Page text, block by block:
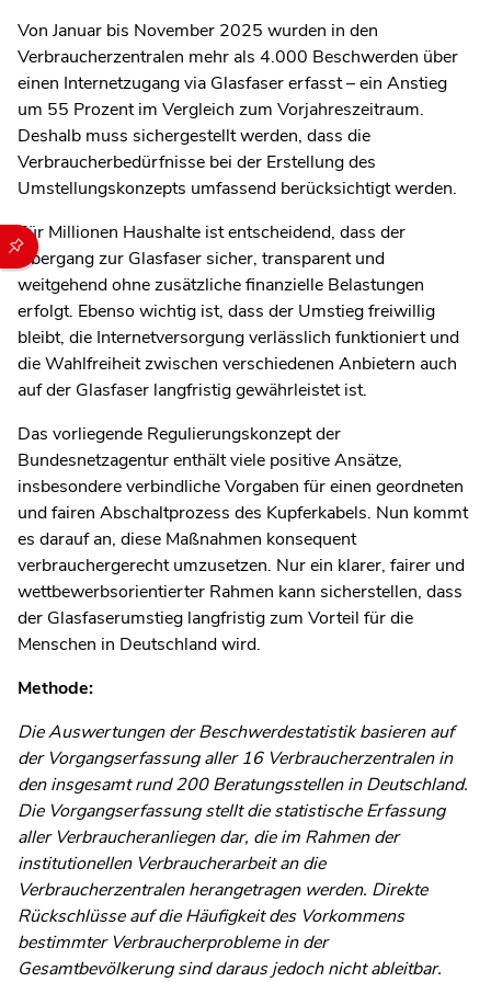
Durch die folgenden Buttons können Sie direkt auf einen
Von Januar bis November 2025 wurden in den
Verbraucherzentralen mehr als 4.000 Beschwerden über
einen Internetzugang via Glasfaser erfasst – ein Anstieg
um 55 Prozent im Vergleich zum Vorjahreszeitraum.
Deshalb muss sichergestellt werden, dass die
Verbraucherbedürfnisse bei der Erstellung des
Umstellungskonzepts umfassend berücksichtigt werden.
Für Millionen Haushalte ist entscheidend, dass der
Übergang zur Glasfaser sicher, transparent und
weitgehend ohne zusätzliche finanzielle Belastungen
erfolgt. Ebenso wichtig ist, dass der Umstieg freiwillig
bleibt, die Internetversorgung verlässlich funktioniert und
die Wahlfreiheit zwischen verschiedenen Anbietern auch
auf der Glasfaser langfristig gewährleistet ist.
Das vorliegende Regulierungskonzept der
Bundesnetzagentur enthält viele positive Ansätze,
insbesondere verbindliche Vorgaben für einen geordneten
und fairen Abschaltprozess des Kupferkabels. Nun kommt
es darauf an, diese Maßnahmen konsequent
verbrauchergerecht umzusetzen. Nur ein klarer, fairer und
wettbewerbsorientierter Rahmen kann sicherstellen, dass
der Glasfaserumstieg langfristig zum Vorteil für die
Menschen in Deutschland wird.
Methode:
Die Auswertungen der Beschwerdestatistik basieren auf
der Vorgangserfassung aller 16 Verbraucherzentralen in
den insgesamt rund 200 Beratungsstellen in Deutschland.
Die Vorgangserfassung stellt die statistische Erfassung
aller Verbraucheranliegen dar, die im Rahmen der
institutionellen Verbraucherarbeit an die
Verbraucherzentralen herangetragen werden. Direkte
Rückschlüsse auf die Häufigkeit des Vorkommens
bestimmter Verbraucherprobleme in der
Gesamtbevölkerung sind daraus jedoch nicht ableitbar.